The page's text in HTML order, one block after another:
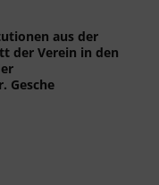
aus der
der Verein in den
Gesche